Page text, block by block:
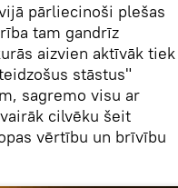
pārliecinoši plešas
tam gandrīz
aizvien aktīvāk tiek
stāstus"
sagremo visu ar
cilvēku šeit
vērtību un brīvību